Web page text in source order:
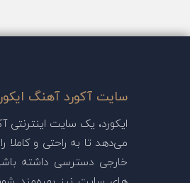
سایت آکورد آهنگ
ایکورد، یک سایت
می‌دهد تا به راحتی و کاملا
خارجی دسترسی داشته